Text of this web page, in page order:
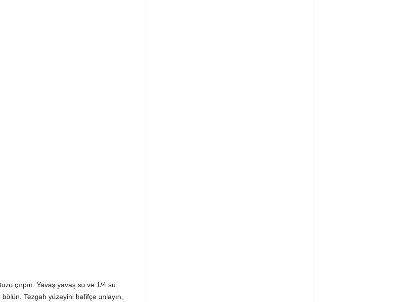
çırpın. Yavaş yavaş su ve 1/4 su
Tezgah yüzeyini hafifçe unlayın,